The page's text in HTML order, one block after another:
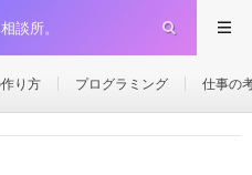
り方 プログラミング 仕事の
日